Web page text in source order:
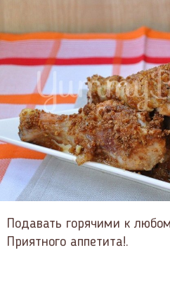
Подавать горячими к
Приятного аппетита!.